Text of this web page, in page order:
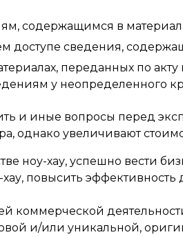
содержащимся в
доступе сведения,
переданных по
у неопределенного
и иные вопросы перед
однако увеличивают
ноу-хау, успешно вести
повысить
коммерческой
и/или уникальной,